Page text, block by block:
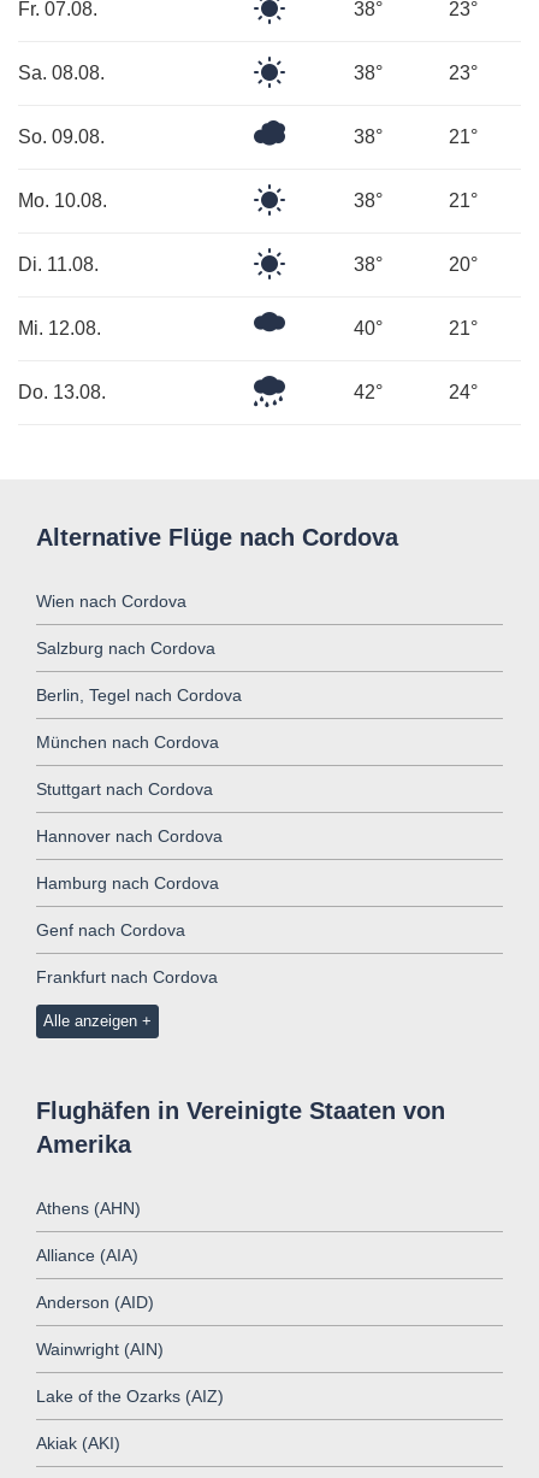
Fr. 07.08. 38° 23°
Sa. 08.08. 38° 23°
So. 09.08.
Überwiegend
38° 21°
Mo. 10.08. 38° 21°
Di. 11.08. 38° 20°
Mi. 12.08. 40° 21°
Do. 13.08. 42° 24°
Alternative Flüge nach Cordova
Wien nach Cordova
Salzburg nach Cordova
Berlin, Tegel nach Cordova
München nach Cordova
Stuttgart nach Cordova
Hannover nach Cordova
Hamburg nach Cordova
Genf nach Cordova
Frankfurt nach Cordova
Alle anzeigen
Flughäfen in Vereinigte Staaten von
Amerika
Athens (AHN)
Alliance (AIA)
Anderson (AID)
Wainwright (AIN)
Lake of the Ozarks (AIZ)
Akiak (AKI)